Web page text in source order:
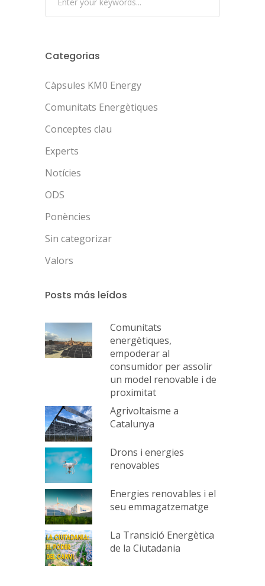
Categorias
Càpsules KM0 Energy
Comunitats Energètiques
Conceptes clau
Experts
Notícies
ODS
Ponències
Sin categorizar
Valors
Posts más leídos
Comunitats
energètiques,
empoderar al
consumidor per assolir
un model renovable i de
proximitat
Agrivoltaisme a
Catalunya
Drons i energies
renovables
Energies renovables i el
seu emmagatzematge
La Transició Energètica
de la Ciutadania